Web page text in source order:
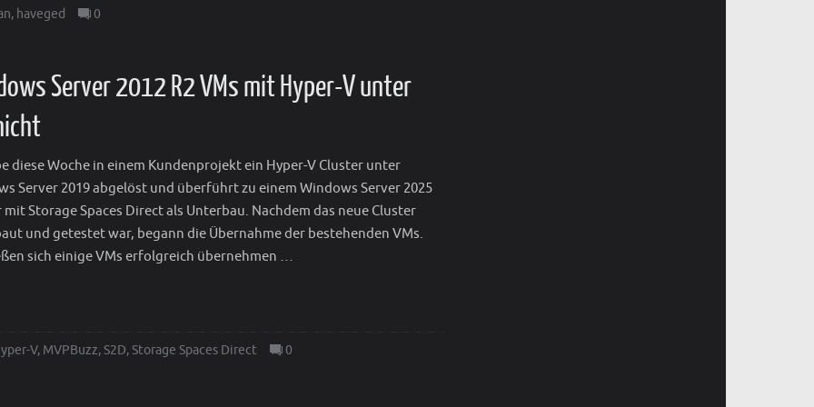
, haveged 0
Server 2012 R2 VMs mit Hyper-V unter
diese Woche in einem Kundenprojekt ein Hyper-V Cluster unter
Server 2019 abgelöst und überführt zu einem Windows Server 2025
mit Storage Spaces Direct als Unterbau. Nachdem das neue Cluster
und getestet war, begann die Übernahme der bestehenden VMs.
sich einige VMs erfolgreich übernehmen …
V, MVPBuzz, S2D, Storage Spaces Direct 0